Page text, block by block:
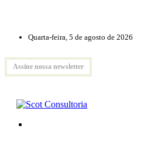
Quarta-feira, 5 de agosto de 2026
Assine nossa newsletter